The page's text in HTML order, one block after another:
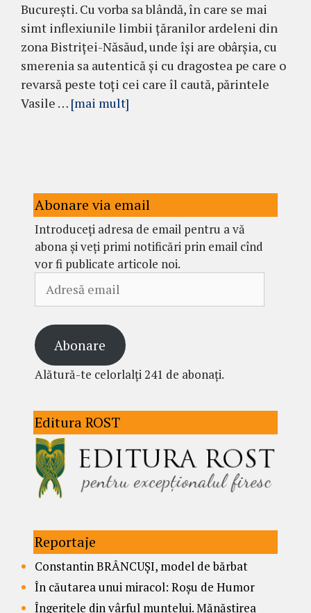
Bucureşti. Cu vorba sa blândă, în care se mai
simt inflexiunile limbii ţăranilor ardeleni din
zona Bistriţei-Năsăud, unde îşi are obârşia, cu
smerenia sa autentică şi cu dragostea pe care o
revarsă peste toţi cei care îl caută, părintele
Vasile … [mai mult]
Abonare via email
Introduceți adresa de email pentru a vă
abona și veți primi notificări prin email cînd
vor fi publicate articole noi.
email
Abonare
Alătură-te celorlalți 241 de abonați.
Editura ROST
Reportaje
Constantin BRÂNCUȘI, model de bărbat
În căutarea unui miracol: Roșu de Humor
Îngerițele din vârful muntelui. Mănăstirea